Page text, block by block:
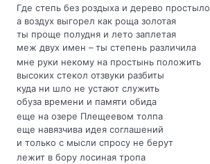
Где степь без роздыха и дерево простыло
а воздух выгорел как роща золотая
ты проще полудня и лето заплетая
меж двух имен – ты степень различила
мне руки некому на простынь положить
высоких стекол отзвуки разбиты
куда ни шло не устают служить
обуза времени и памяти обида
еще на озере Плещеевом толпа
еще навязчива идея соглашений
и только с мысли спросу не берут
лежит в бору лосиная тропа